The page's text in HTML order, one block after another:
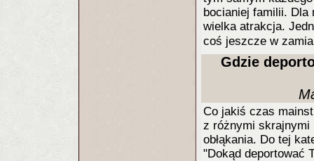
bocianiej familii. Dla
wielka atrakcja.
coś jeszcze w
Gdzie
Co jakiś czas
z różnymi skrajnymi
obłąkania. Do tej
"Dokąd deportować